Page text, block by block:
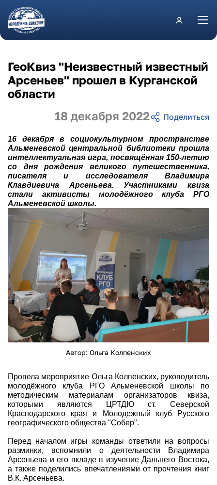
Перейти к основному содержанию
18 декабря 2022
ГеоКвиз "Неизвестный известный
Арсеньев" прошел в Курганской
области
16 декабря в социокультурном пространстве
Альменевской центральной библиотеки прошла
интеллектуальная игра, посвящённая 150-летию
со дня рождения великого путешественника,
писателя и исследователя Владимира
Клавдиевича Арсеньева. Участниками квиза
стали активисты молодёжного клуба РГО
Альменевской школы.
mcidobut-fq.jpg
Автор: Ольга Колпенских
Провела мероприятие Ольга Колпенских, руководитель
молодёжного клуба РГО Альменевской школы по
методическим материалам организаторов квиза,
которыми являются ЦРТДЮ ст. Северской
Краснодарского края и Молодежный клуб Русского
географического общества "Собер".
Перед началом игры команды ответили на вопросы
разминки, вспомнили о деятельности Владимира
Арсеньева и его вкладе в изучение Дальнего Востока,
а также поделились впечатлениями от прочтения книг
В.К. Арсеньева.